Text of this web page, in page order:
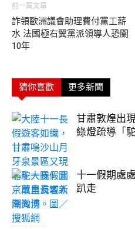
前一篇文章
詐領歐洲議會助理費付黨工薪
水 法國極右翼黨派領導人恐關
10年
猜你喜歡 更多新聞
甘肅敦煌出
綠燈疏導「
十一假期處
趴走